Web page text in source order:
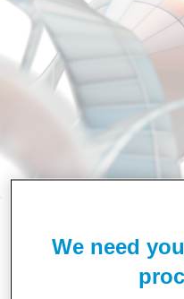
News
Giornata Mondiale
We need